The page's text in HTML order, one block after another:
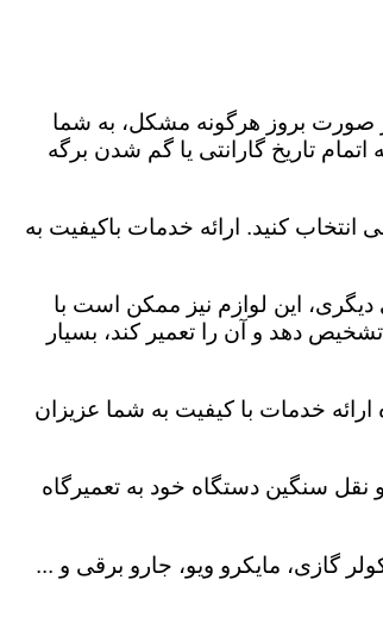
صورت بروز هرگونه مشکل، به شما
تاریخ گارانتی یا گم شدن برگه
کنید. ارائه خدمات باکیفیت به
دیگری، این لوازم نیز ممکن است با
دهد و آن را تعمیر کند، بسیار
خدمات با کیفیت به شما عزیزان
سنگین دستگاه خود به تعمیرگاه
گازی، مایکرو ویو، جارو برقی و ...